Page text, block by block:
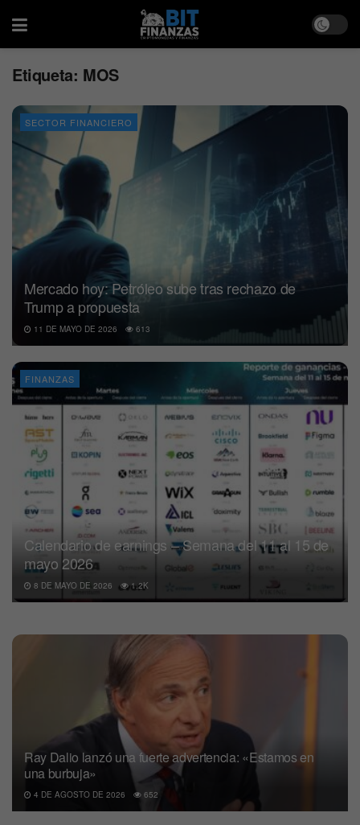
Etiqueta: MOS
SECTOR FINANCIERO
Mercado hoy: Petróleo sube tras rechazo de
Trump a propuesta
11 DE MAYO DE 2026 613
FINANZAS
Calendario de earnings – Semana del 11 al 15 de
mayo 2026
8 DE MAYO DE 2026 1.2K
Ray Dalio lanzó una fuerte advertencia: «Estamos en
una burbuja»
4 DE AGOSTO DE 2026 652